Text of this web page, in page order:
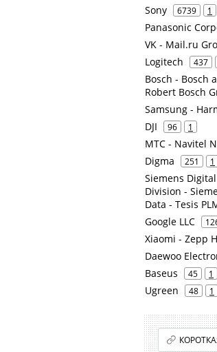
Sony 6739 1
Panasonic
VK - Mail.ru
Logitech 437
Bosch - Bosch
Robert Bosch
Samsung -
DJI 96 1
МТС - Navitel
Digma 251 1
Siemens
Division -
Data - Tesis
Google LLC
Xiaomi - Zepp
Daewoo
Baseus 45 1
Ugreen 48 1